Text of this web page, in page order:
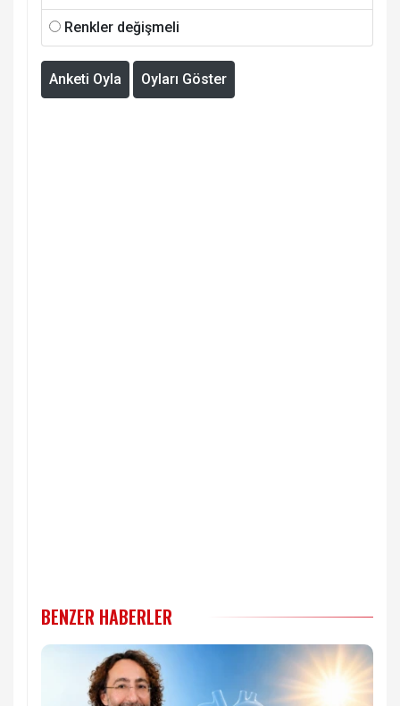
Renkler değişmeli
Anketi Oyla Oyları Göster
BENZER HABERLER